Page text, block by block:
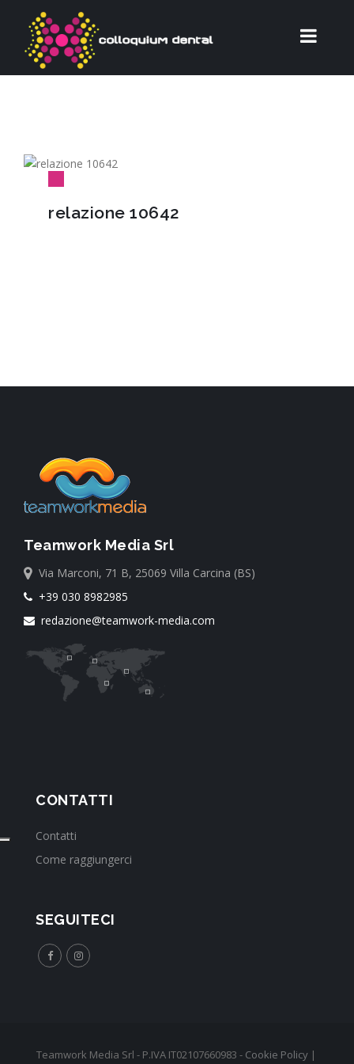
relazione 10642
Teamwork Media Srl
Via Marconi, 71 B, 25069 Villa Carcina (BS)
+39 030 8982985
redazione@teamwork-media.com
CONTATTI
Contatti
Come raggiungerci
SEGUITECI
Teamwork Media Srl - P.IVA IT02107660983 - Cookie Policy|